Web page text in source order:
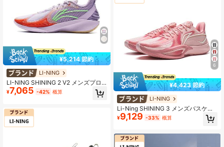
¥5,214 節約
LI-NING
LI-NING SHINING 2 V2 メンズプロ
バスケットボールシューズ、TUFF R
B 耐久性のあるアウトソール、高反
03
¥7,065 -42% 概算
6
¥4,423 節約
LI-NING
Li-Ning SHINING 3 メンズバスケッ
トボールシューズ - デュアルBOOM
クッショニングシステム、TUFF RB
ーツシューズ ABAW007
¥9,129 -33% 概算